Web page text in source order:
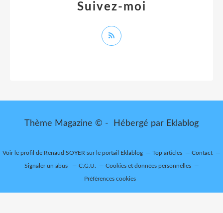
Suivez-moi
Thème Magazine © - Hébergé par Eklablog
Voir le profil de Renaud SOYER sur le portail Eklablog Top articles Contact
Signaler un abus C.G.U. Cookies et données personnelles
Préférences cookies